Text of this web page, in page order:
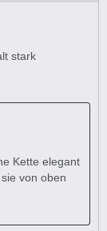
stark
Kette elegant
von oben